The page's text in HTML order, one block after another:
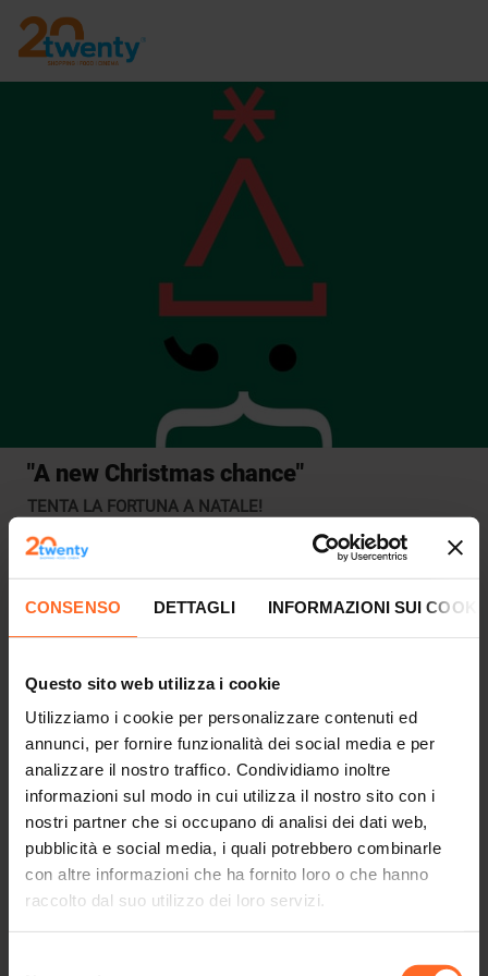
CONSENSO DETTAGLI INFORMAZIONI SUI
Questo sito web utilizza i cookie
Utilizziamo i cookie per personalizzare contenuti ed
annunci, per fornire funzionalità dei social media e per
analizzare il nostro traffico. Condividiamo inoltre
informazioni sul modo in cui utilizza il nostro sito con i
nostri partner che si occupano di analisi dei dati web,
pubblicità e social media, i quali potrebbero combinarle
con altre informazioni che ha fornito loro o che hanno
raccolto dal suo utilizzo dei loro servizi.
"A new Christmas chance"
TENTA LA FORTUNA A NATALE!
Anche il Twenty partecipa alla lotteria organizzata dal
Comune di Bolzano, in collaborazione con le associazioni
locali di imprenditori.
Perogni 15 euro spesi nei negozi, bar, gelaterie, ristoranti,
biglietto della lotteria per tentare la fortuna.
diverso è il regolamento per Eurospar che consegna un
biglietto della lotteria per ogni scontrino.
Quali sono i premi in palio?
Il primo premio è una bellissima Porsche Macan. Tutti gli
altri li puoi trovare sul sito diWWW.WELOVEBZ.IT
Quando vengono consegnati i biglietti della lotteria al